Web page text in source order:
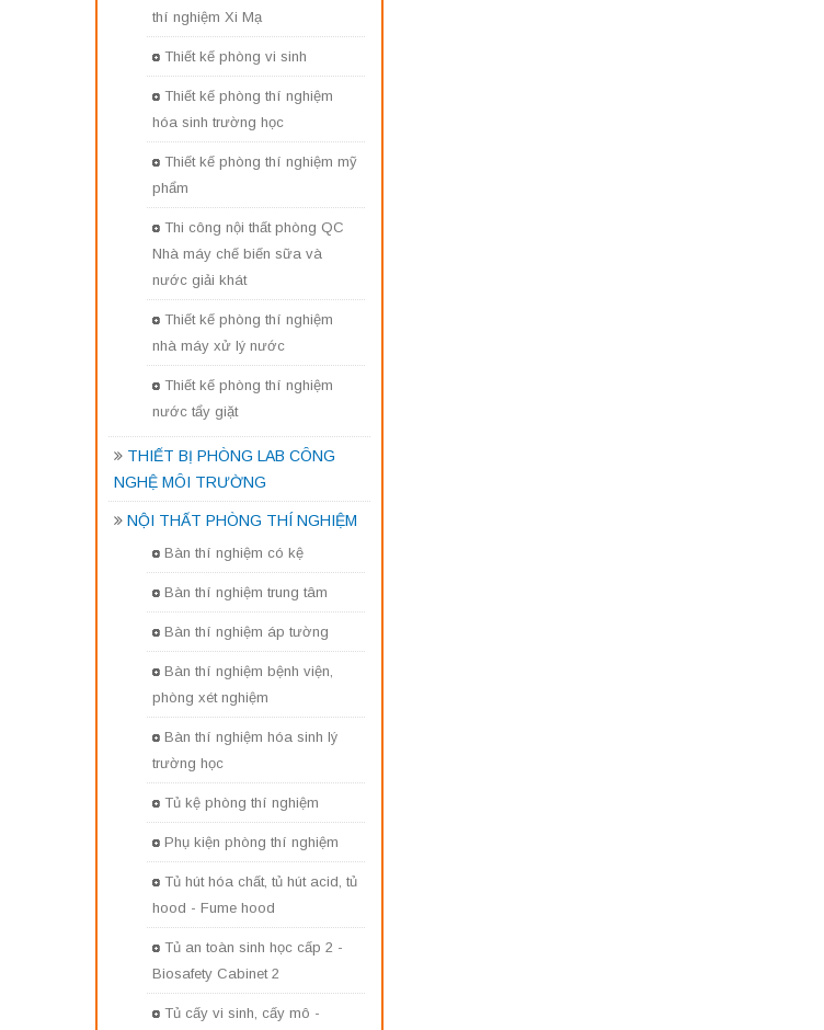
thí nghiệm Xi Mạ
Thiết kế phòng vi sinh
Thiết kế phòng thí nghiệm
hóa sinh trường học
Thiết kế phòng thí nghiệm mỹ
phẩm
Thi công nội thất phòng QC
Nhà máy chế biến sữa và
nước giải khát
Thiết kế phòng thí nghiệm
nhà máy xử lý nước
Thiết kế phòng thí nghiệm
nước tẩy giặt
THIẾT BỊ PHÒNG LAB CÔNG
NGHỆ MÔI TRƯỜNG
NỘI THẤT PHÒNG THÍ NGHIỆM
Bàn thí nghiệm có kệ
Bàn thí nghiệm trung tâm
Bàn thí nghiệm áp tường
Bàn thí nghiệm bệnh viện,
phòng xét nghiệm
Bàn thí nghiệm hóa sinh lý
trường học
Tủ kệ phòng thí nghiệm
Phụ kiện phòng thí nghiệm
Tủ hút hóa chất, tủ hút acid, tủ
hood - Fume hood
Tủ an toàn sinh học cấp 2 -
Biosafety Cabinet 2
Tủ cấy vi sinh, cấy mô -